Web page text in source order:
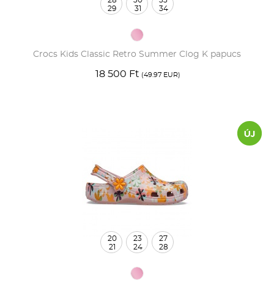
Crocs Kids Classic Retro Summer Clog K papucs
18 500 Ft (49.97 EUR)
29
31
34
20
21
23
24
27
28